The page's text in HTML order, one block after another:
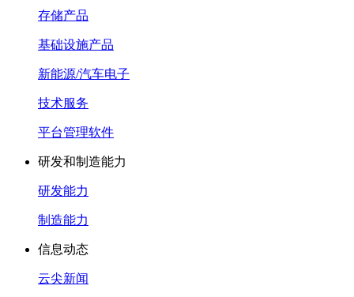
存储产品
基础设施产品
新能源/汽车电子
技术服务
平台管理软件
研发和制造能力
研发能力
制造能力
信息动态
云尖新闻